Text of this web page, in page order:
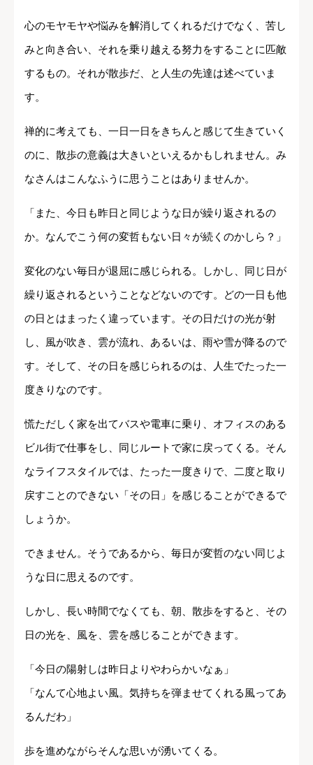
心のモヤモヤや悩みを解消してくれるだけでなく、苦し
みと向き合い、それを乗り越える努力をすることに匹敵
するもの。それが散歩だ、と人生の先達は述べていま
す。
禅的に考えても、一日一日をきちんと感じて生きていく
のに、散歩の意義は大きいといえるかもしれません。み
なさんはこんなふうに思うことはありませんか。
「また、今日も昨日と同じような日が繰り返されるの
か。なんでこう何の変哲もない日々が続くのかしら？」
変化のない毎日が退屈に感じられる。しかし、同じ日が
繰り返されるということなどないのです。どの一日も他
の日とはまったく違っています。その日だけの光が射
し、風が吹き、雲が流れ、あるいは、雨や雪が降るので
す。そして、その日を感じられるのは、人生でたった一
度きりなのです。
慌ただしく家を出てバスや電車に乗り、オフィスのある
ビル街で仕事をし、同じルートで家に戻ってくる。そん
なライフスタイルでは、たった一度きりで、二度と取り
戻すことのできない「その日」を感じることができるで
しょうか。
できません。そうであるから、毎日が変哲のない同じよ
うな日に思えるのです。
しかし、長い時間でなくても、朝、散歩をすると、その
日の光を、風を、雲を感じることができます。
「今日の陽射しは昨日よりやわらかいなぁ」
「なんて心地よい風。気持ちを弾ませてくれる風ってあ
るんだわ」
歩を進めながらそんな思いが湧いてくる。